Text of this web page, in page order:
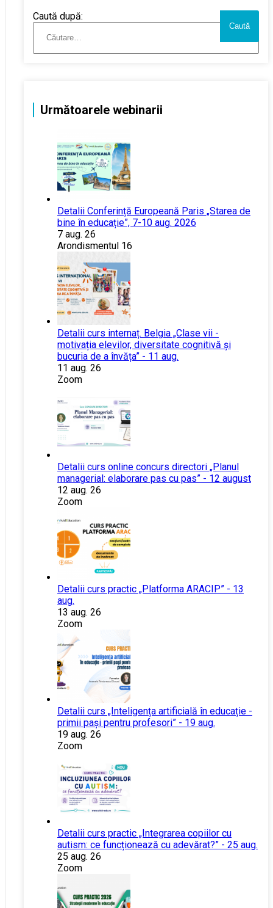
Caută după:
Următoarele webinarii
Detalii Conferință Europeană Paris „Starea de
bine în educație”, 7-10 aug. 2026
7 aug. 26
Arondismentul 16
Detalii curs internaț. Belgia „Clase vii -
motivația elevilor, diversitate cognitivă și
bucuria de a învăța” - 11 aug.
11 aug. 26
Zoom
Detalii curs online concurs directori „Planul
managerial: elaborare pas cu pas” - 12 august
12 aug. 26
Zoom
Detalii curs practic „Platforma ARACIP” - 13
aug.
13 aug. 26
Zoom
Detalii curs „Inteligența artificială în educație -
primii pași pentru profesori” - 19 aug.
19 aug. 26
Zoom
Detalii curs practic „Integrarea copiilor cu
autism: ce funcționează cu adevărat?” - 25 aug.
25 aug. 26
Zoom